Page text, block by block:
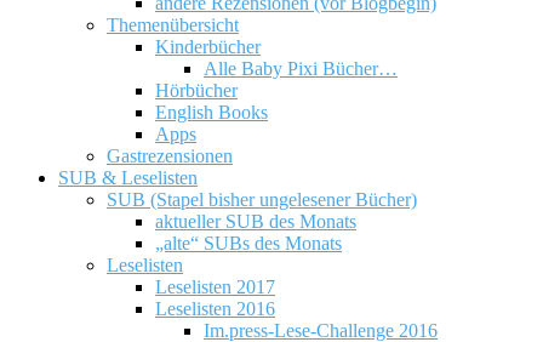
Themenübersicht
Kinderbücher
Alle Baby Pixi Bücher…
Hörbücher
English Books
Apps
Gastrezensionen
SUB & Leselisten
SUB (Stapel bisher ungelesener Bücher)
aktueller SUB des Monats
„alte“ SUBs des Monats
Leselisten
Leselisten 2017
Leselisten 2016
Im.press-Lese-Challenge 2016